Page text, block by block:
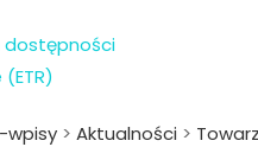
dostępności
wpisy > Aktualności >